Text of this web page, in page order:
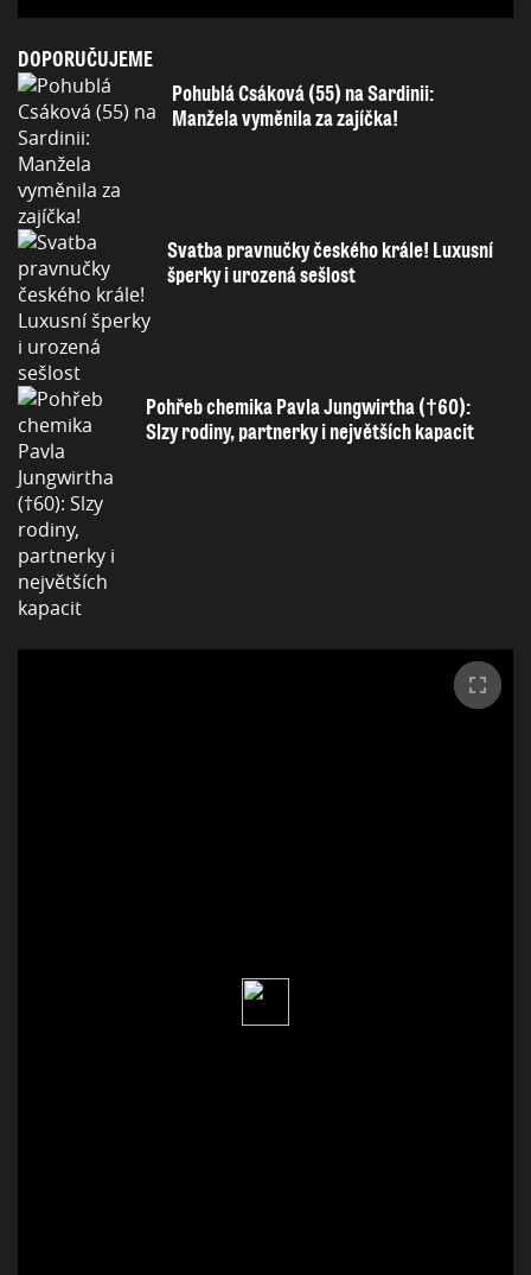
DOPORUČUJEME
Pohublá Csáková (55) na Sardinii:
Manžela vyměnila za zajíčka!
Svatba pravnučky českého krále! Luxusní
šperky i urozená sešlost
Pohřeb chemika Pavla Jungwirtha (†60):
Slzy rodiny, partnerky i největších kapacit